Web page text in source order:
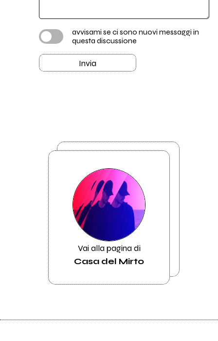
avvisami se ci sono nuovi messaggi in
questa discussione
Invia
Vai alla pagina di
Casa del Mirto